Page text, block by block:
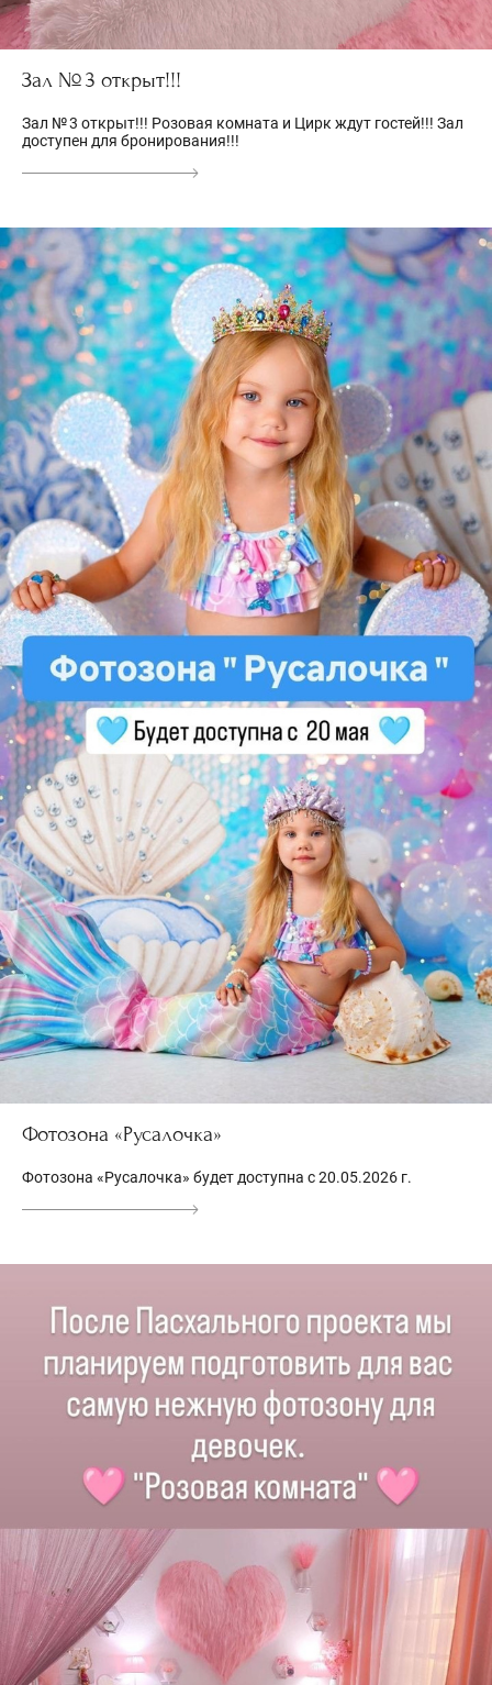
Зал № 3 открыт!!!
Зал № 3 открыт!!! Розовая комната и Цирк ждут гостей!!! Зал
доступен для бронирования!!!
Фотозона «Русалочка»
Фотозона «Русалочка» будет доступна с 20.05.2026 г.